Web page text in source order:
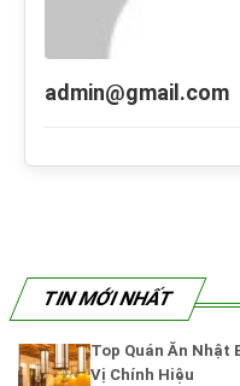
admin@gmail.com
TIN MỚI NHẤT
Top Quán Ăn Nhật
Vị Chính Hiệu